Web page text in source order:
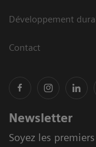
Développement
Contact
Newsletter
Soyez les